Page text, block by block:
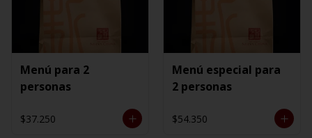
Menú para 2
personas
$37.250
Menú especial para
2 personas
$54.350